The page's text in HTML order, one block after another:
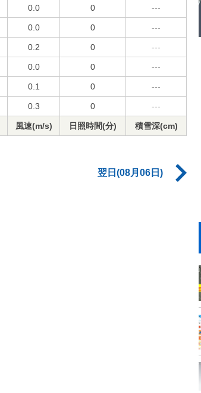
0.0 0 ---
0.0 0 ---
0.2 0 ---
0.0 0 ---
0.1 0 ---
0.3 0 ---
風速(m/s) 日照時間(分) 積雪深(cm)
翌日(08月06日)